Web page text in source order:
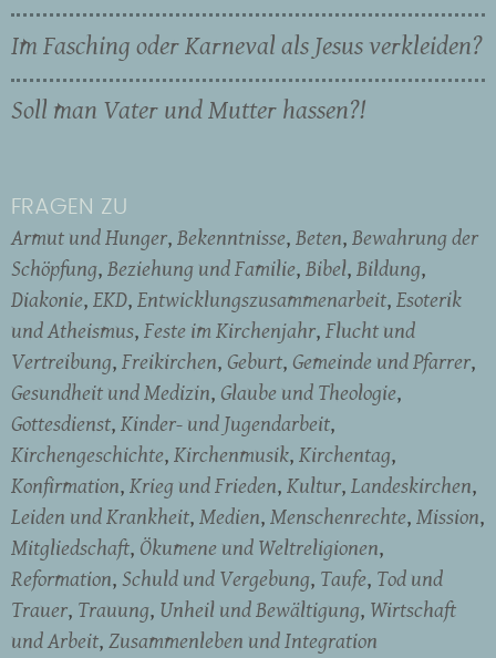
Im Fasching oder Karneval als Jesus verkleiden?
Soll man Vater und Mutter hassen?!
FRAGEN ZU
Armut und Hunger Bekenntnisse Beten Bewahrung der
Schöpfung Beziehung und Familie Bibel Bildung
Diakonie EKD Entwicklungszusammenarbeit Esoterik
und Atheismus Feste im Kirchenjahr Flucht und
Vertreibung Freikirchen Geburt Gemeinde und Pfarrer
Gesundheit und Medizin Glaube und Theologie
Gottesdienst Kinder- und Jugendarbeit
Kirchengeschichte Kirchenmusik Kirchentag
Konfirmation Krieg und Frieden Kultur Landeskirchen
Leiden und Krankheit Medien Menschenrechte Mission
Mitgliedschaft Ökumene und Weltreligionen
Reformation Schuld und Vergebung Taufe Tod und
Trauer Trauung Unheil und Bewältigung Wirtschaft
und Arbeit Zusammenleben und Integration